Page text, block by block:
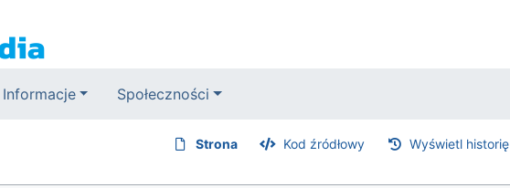
Informacje Społeczności
Strona Kod źródłowy Wyświetl historię